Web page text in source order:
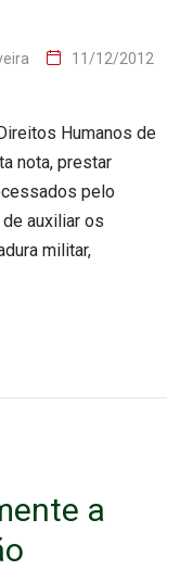
11/12/2012
Humanos de
nota, prestar
pelo
auxiliar os
militar,
a